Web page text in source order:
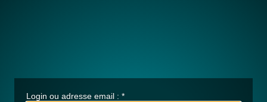
Login ou adresse email : *